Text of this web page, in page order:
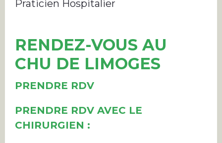
Praticien Hospitalier
RENDEZ-VOUS AU
CHU DE LIMOGES
PRENDRE RDV
PRENDRE RDV AVEC LE
CHIRURGIEN :